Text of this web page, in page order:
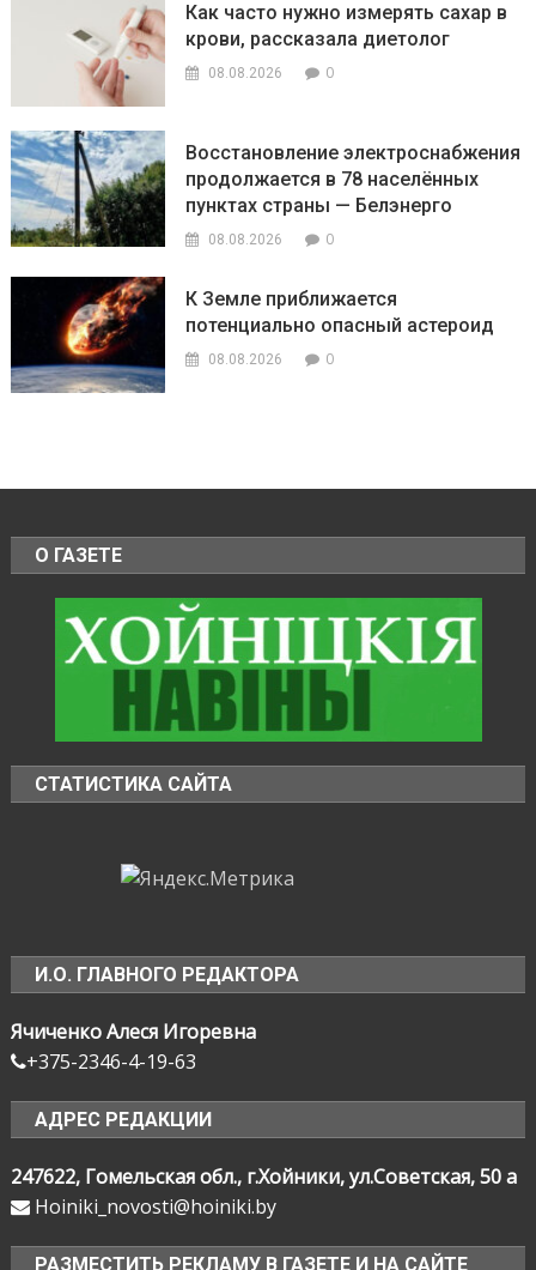
Как часто нужно измерять сахар в
крови, рассказала диетолог
08.08.2026 0
Восстановление электроснабжения
продолжается в 78 населённых
пунктах страны — Белэнерго
08.08.2026 0
К Земле приближается
потенциально опасный астероид
08.08.2026 0
О ГАЗЕТЕ
СТАТИСТИКА САЙТА
И.О. ГЛАВНОГО РЕДАКТОРА
Ячиченко Алеся Игоревна
+375-2346-4-19-63
АДРЕС РЕДАКЦИИ
247622, Гомельская обл., г.Хойники, ул.Советская, 50 а
Hoiniki_novosti@hoiniki.by
РАЗМЕСТИТЬ РЕКЛАМУ В ГАЗЕТЕ И НА САЙТЕ